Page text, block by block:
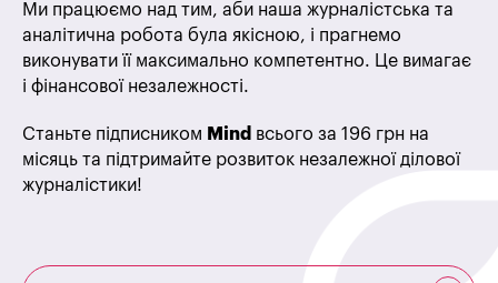
Ми працюємо над тим, аби наша журналістська та
аналітична робота була якісною, і прагнемо
виконувати її максимально компетентно. Це вимагає
і фінансової незалежності.
Станьте підписником Mind всього за 196 грн на
місяць та підтримайте розвиток незалежної ділової
журналістики!